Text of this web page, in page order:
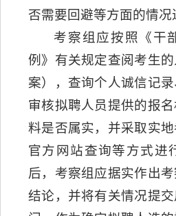
否需要回避等方面的情况
考察组应按照《干
例》有关规定查阅考生
案），查询个人诚信记录
审核拟聘人员提供的报
料是否属实，并采取实地
官方网站查询等方式进
后，考察组应据实作出
结论，并将有关情况提